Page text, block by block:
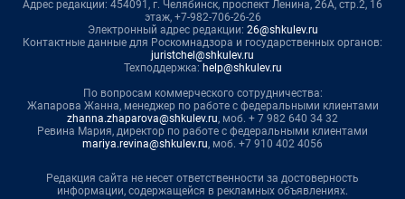
Адрес редакции: 454091, г. Челябинск, проспект Ленина, 26А, стр.2, 16
этаж, +7-982-706-26-26
Электронный адрес редакции: 26@shkulev.ru
Контактные данные для Роскомнадзора и государственных органов:
juristchel@shkulev.ru
Техподдержка: help@shkulev.ru
По вопросам коммерческого сотрудничества:
Жапарова Жанна, менеджер по работе с федеральными клиентами
zhanna.zhaparova@shkulev.ru, моб. + 7 982 640 34 32
Ревина Мария, директор по работе с федеральными клиентами
mariya.revina@shkulev.ru, моб. +7 910 402 4056
Редакция сайта не несет ответственности за достоверность
информации, содержащейся в рекламных объявлениях.